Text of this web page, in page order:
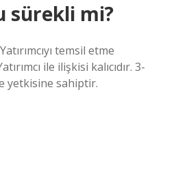
sürekli mi?
temsil etme
ile ilişkisi kalıcıdır. 3-
yetkisine sahiptir.